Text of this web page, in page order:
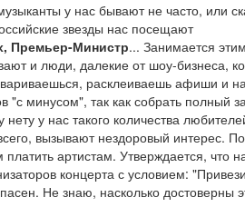
у нас бывают не часто, или
звезды нас посещают
Премьер-Министр... Занимается
и люди, далекие от шоу-бизнеса,
расклеиваешь афиши и
"с минусом", так как собрать полный
у нас такого количества
вызывают нездоровый интерес.
артистам. Утверждается, что
концерта с условием:
Не знаю, насколько достоверны